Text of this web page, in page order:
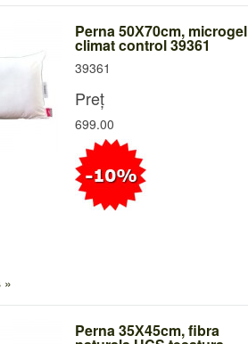
Perna 50Х70cm, microgel
climat control 39361
39361
Preț
699.00
Perna 35Х45cm, fibra